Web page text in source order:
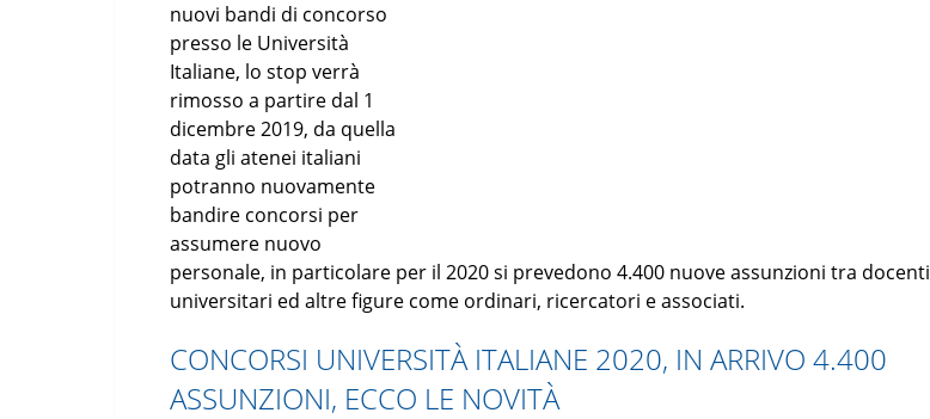
nuovi bandi di concorso
presso le Università
Italiane, lo stop verrà
rimosso a partire dal 1
dicembre 2019, da quella
data gli atenei italiani
potranno nuovamente
bandire concorsi per
assumere nuovo
personale, in particolare per il 2020 si prevedono 4.400 nuove assunzioni tra docenti
universitari ed altre figure come ordinari, ricercatori e associati.
CONCORSI UNIVERSITÀ ITALIANE 2020, IN ARRIVO 4.400
ASSUNZIONI, ECCO LE NOVITÀ